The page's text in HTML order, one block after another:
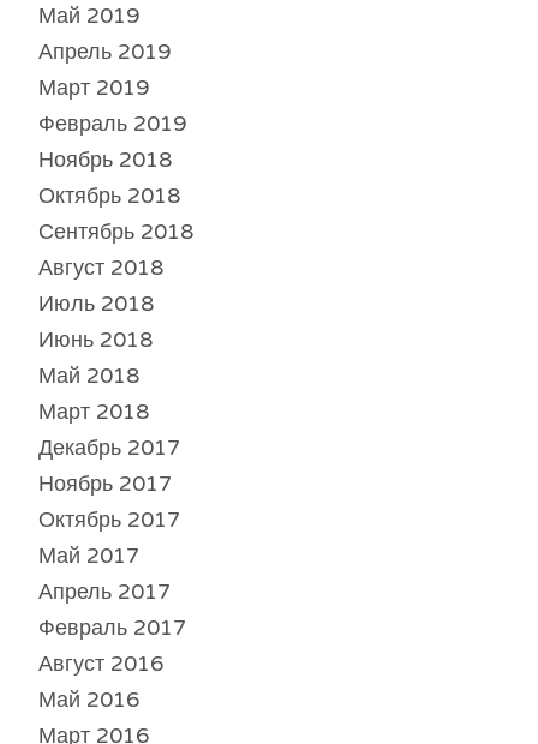
Май 2019
Апрель 2019
Март 2019
Февраль 2019
Ноябрь 2018
Октябрь 2018
Сентябрь 2018
Август 2018
Июль 2018
Июнь 2018
Май 2018
Март 2018
Декабрь 2017
Ноябрь 2017
Октябрь 2017
Май 2017
Апрель 2017
Февраль 2017
Август 2016
Май 2016
Март 2016